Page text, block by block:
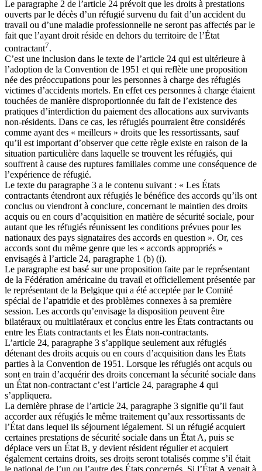
Le paragraphe 2 de l’article 24 prévoit que les droits à prestations
ouverts par le décès d’un réfugié survenu du fait d’un accident du
travail ou d’une maladie professionnelle ne seront pas affectés par le
fait que l’ayant droit réside en dehors du territoire de l’État
contractant7.
C’est une inclusion dans le texte de l’article 24 qui est ultérieure à
l’adoption de la Convention de 1951 et qui reflète une proposition
née des préoccupations pour les personnes à charge des réfugiés
victimes d’accidents mortels. En effet ces personnes à charge étaient
touchées de manière disproportionnée du fait de l’existence des
pratiques d’interdiction du paiement des allocations aux survivants
non-résidents. Dans ce cas, les réfugiés pourraient être considérés
comme ayant des « meilleurs » droits que les ressortissants, sauf
qu’il est important d’observer que cette règle existe en raison de la
situation particulière dans laquelle se trouvent les réfugiés, qui
souffrent à cause des ruptures familiales comme une conséquence de
l’expérience de réfugié.
Le texte du paragraphe 3 a le contenu suivant : « Les États
contractants étendront aux réfugiés le bénéfice des accords qu’ils ont
conclus ou viendront à conclure, concernant le maintien des droits
acquis ou en cours d’acquisition en matière de sécurité sociale, pour
autant que les réfugiés réunissent les conditions prévues pour les
nationaux des pays signataires des accords en question ». Or, ces
accords sont du même genre que les « accords appropriés »
envisagés à l’article 24, paragraphe 1 (b) (i).
Le paragraphe est basé sur une proposition faite par le représentant
de la Fédération américaine du travail et officiellement présentée par
le représentant de la Belgique qui a été acceptée par le Comité
spécial de l’apatridie et des problèmes connexes à sa première
session. Les accords qu’envisage la disposition peuvent être
bilatéraux ou multilatéraux et conclus entre les États contractants ou
entre les États contractants et les États non-contractants.
L’article 24, paragraphe 3 s’applique seulement aux réfugiés
détenant des droits acquis ou en cours d’acquisition dans les États
parties à la Convention de 1951. Lorsque les réfugiés ont acquis ou
sont en train d’acquérir des droits concernant la sécurité sociale dans
un État non-contractant c’est l’article 24, paragraphe 4 qui
s’appliquera.
La dernière phrase de l’article 24, paragraphe 3 signifie qu’il faut
accorder aux réfugiés le même traitement qu’aux ressortissants de
l’État dans lequel ils séjournent légalement. Si un réfugié acquiert
certaines prestations de sécurité sociale dans un État A, puis se
déplace vers un État B, y devient résident régulier et acquiert
également certains droits, ses droits seront totalisés comme s’il était
le national de l’un ou l’autre des États concernés. Si l’État A venait à